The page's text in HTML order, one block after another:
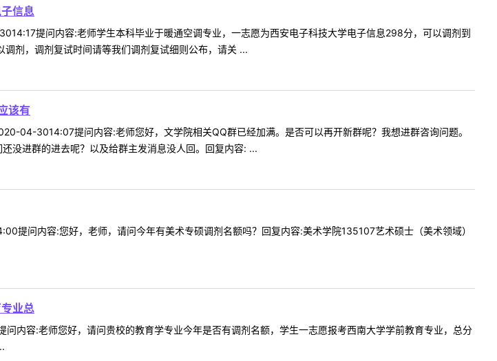
信息
提问内容:老师学生本科毕业于暖通空调专业，一志愿为西安电子科技大学电子信息298分，可以调剂到
剂，调剂复试时间请等我们调剂复试细则公布，请关 ...
该有
04-3014:07提问内容:老师您好，文学院相关QQ群已经加满。是否可以再开新群呢？我想进群咨询问题。
没进群的进去呢？以及给群主发消息没人回。回复内容: ...
问内容:您好，老师，请问今年有美术专硕调剂名额吗？回复内容:美术学院135107艺术硕士（美术领域）
业总
容:老师您好，请问贵校的教育学专业今年是否有调剂名额，学生一志愿报考西南大学学前教育专业，总分